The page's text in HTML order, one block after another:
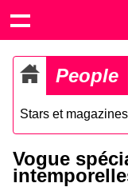
People
Stars et magazines
Vogue